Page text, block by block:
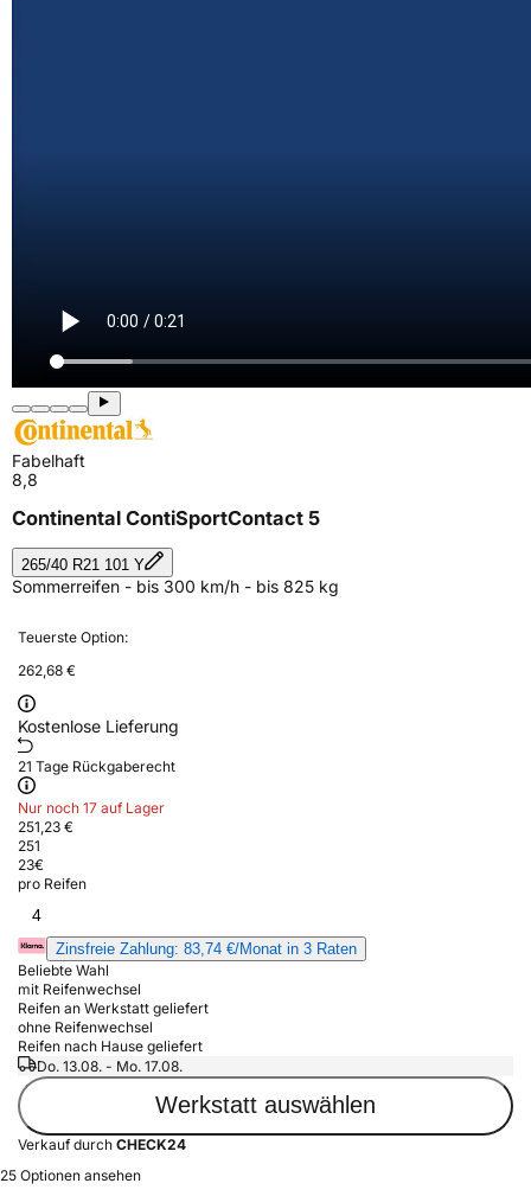
Fabelhaft
8,8
Continental ContiSportContact 5
265/40 R21 101 Y
Sommerreifen - bis 300 km/h - bis 825 kg
Teuerste Option:
262,68 €
Kostenlose Lieferung
21 Tage Rückgaberecht
Nur noch 17 auf Lager
251,23 €
251
23€
pro Reifen
4
Zinsfreie Zahlung: 83,74 €/Monat in 3 Raten
Beliebte Wahl
mit Reifenwechsel
Reifen an Werkstatt geliefert
ohne Reifenwechsel
Reifen nach Hause geliefert
Do. 13.08. - Mo. 17.08.
Werkstatt auswählen
Verkauf durch CHECK24
25 Optionen ansehen